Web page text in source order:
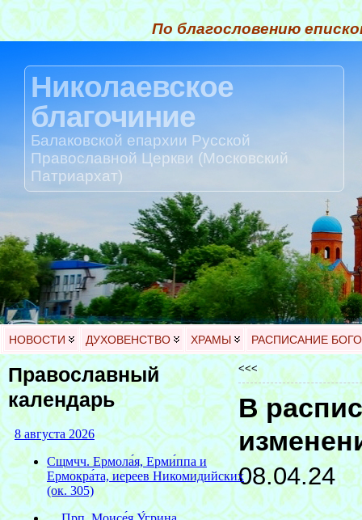
По благословению
Николаевское
благочиние
Балаковской епархии Русской
Православной Церкви (Московский
Патриархат)
НОВОСТИ ДУХОВЕНСТВО ХРАМЫ РАСПИСАНИЕ
Православный
календарь
<<<
В
08.04.24